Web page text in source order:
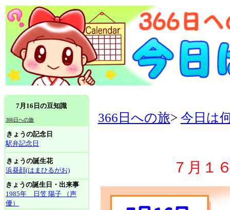
7月16日の豆知識
366日への旅
きょうの記念日
駅弁記念日
きょうの誕生花
浜昼顔(はまひるがお)
きょうの誕生日・出来事
1985年 日笠 陽子 （声
優）
366日への旅> 今日は
７月１